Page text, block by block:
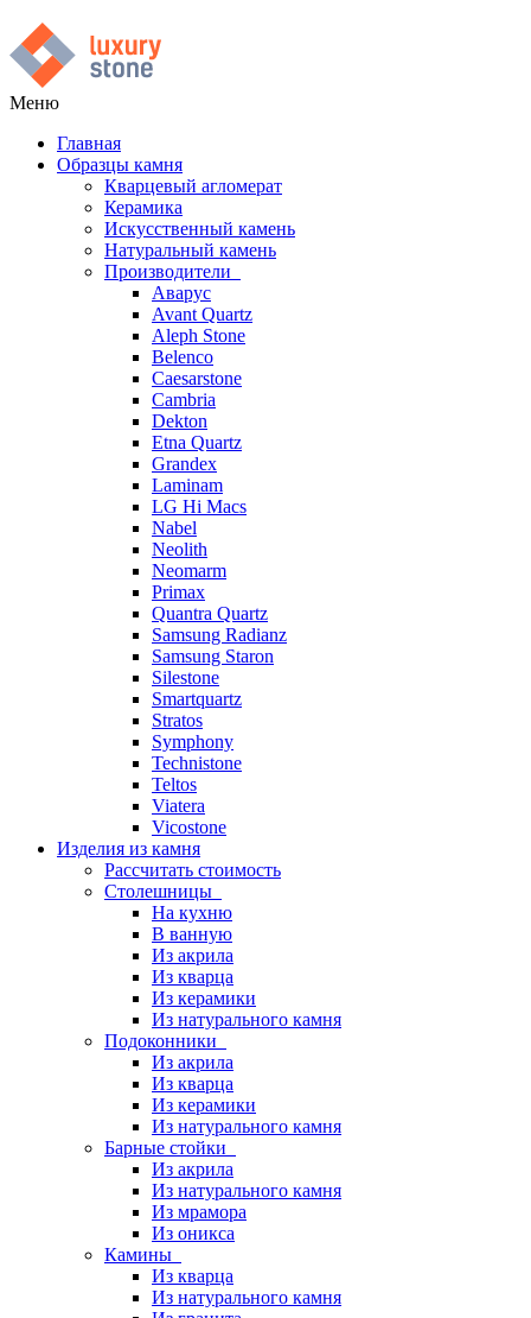
Меню
Главная
Образцы камня
Кварцевый агломерат
Керамика
Искусственный камень
Натуральный камень
Производители
Аварус
Avant Quartz
Aleph Stone
Belenco
Caesarstone
Cambria
Dekton
Etna Quartz
Grandex
Laminam
LG Hi Macs
Nabel
Neolith
Neomarm
Primax
Quantra Quartz
Samsung Radianz
Samsung Staron
Silestone
Smartquartz
Stratos
Symphony
Technistone
Teltos
Viatera
Vicostone
Изделия из камня
Рассчитать стоимость
Столешницы
На кухню
В ванную
Из акрила
Из кварца
Из керамики
Из натурального камня
Подоконники
Из акрила
Из кварца
Из керамики
Из натурального камня
Барные стойки
Из акрила
Из натурального камня
Из мрамора
Из оникса
Камины
Из кварца
Из натурального камня